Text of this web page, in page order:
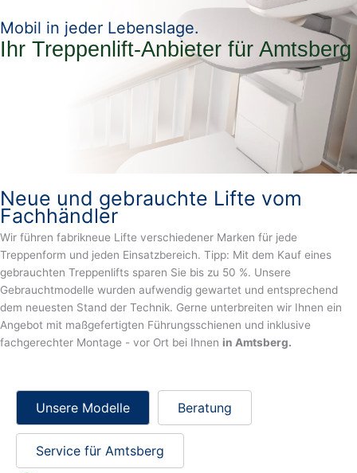
Mobil in jeder Lebenslage.
Ihr Treppenlift-Anbieter für Amtsberg
Neue und gebrauchte Lifte vom
Fachhändler
Wir führen fabrikneue Lifte verschiedener Marken für jede
Treppenform und jeden Einsatzbereich. Tipp: Mit dem Kauf eines
gebrauchten Treppenlifts sparen Sie bis zu 50 %. Unsere
Gebrauchtmodelle wurden aufwendig gewartet und entsprechend
dem neuesten Stand der Technik. Gerne unterbreiten wir Ihnen ein
Angebot mit maßgefertigten Führungsschienen und inklusive
fachgerechter Montage - vor Ort bei Ihnen in Amtsberg.
Unsere Modelle Beratung
Service für Amtsberg